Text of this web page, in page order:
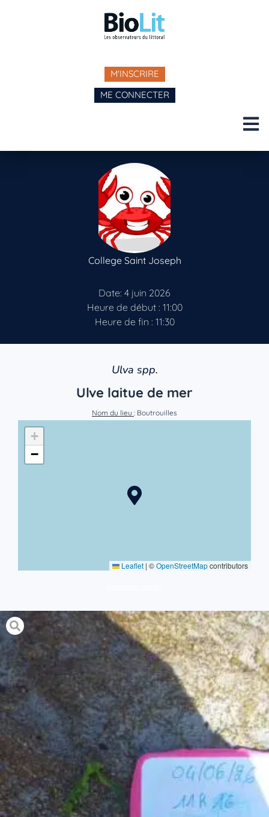
M'INSCRIRE
ME CONNECTER
College Saint Joseph
Date: 4 juin 2026
Heure de début : 11:00
Heure de fin : 11:30
Ulva spp.
Ulve laitue de mer
Nom du lieu : Boutrouilles
+
−
Leaflet | ©OpenStreetMapcontributors